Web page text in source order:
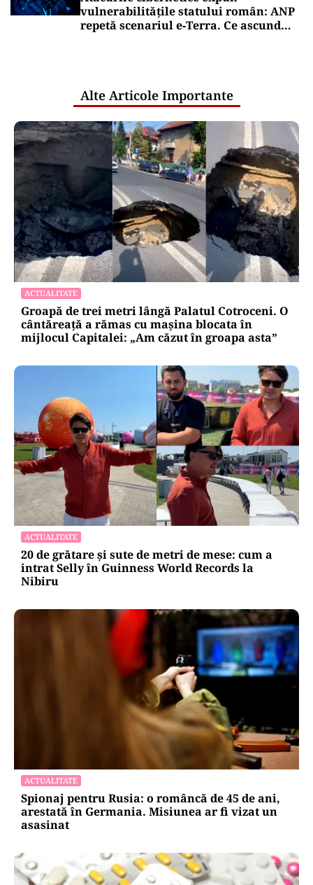
vulnerabilitățile statului român: ANP
repetă scenariul e‑Terra. Ce ascund
Alte Articole Importante
ACTUALITATE
Groapă de trei metri lângă Palatul Cotroceni. O
cântăreață a rămas cu mașina blocata în
mijlocul Capitalei: „Am căzut în groapa asta”
ACTUALITATE
20 de grătare și sute de metri de mese: cum a
intrat Selly în Guinness World Records la
Nibiru
ACTUALITATE
Spionaj pentru Rusia: o româncă de 45 de ani,
arestată în Germania. Misiunea ar fi vizat un
asasinat